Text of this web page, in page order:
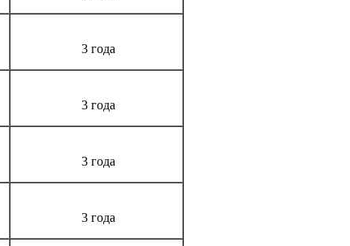
3 года
3 года
3 года
3 года